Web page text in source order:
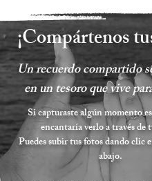
¡Compártenos
Un recuerdo compartido
en un tesoro que vive
Si capturaste algún momento
encantaría verlo a través de
Puedes subir tus fotos dando clic
abajo.